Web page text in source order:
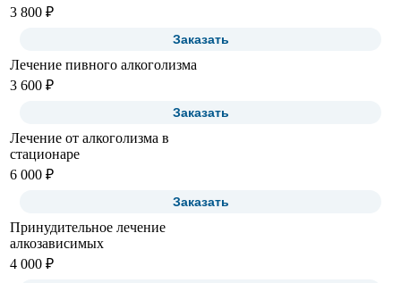
3 800 ₽
Заказать
Лечение пивного алкоголизма
3 600 ₽
Заказать
Лечение от алкоголизма в
стационаре
6 000 ₽
Заказать
Принудительное лечение
алкозависимых
4 000 ₽